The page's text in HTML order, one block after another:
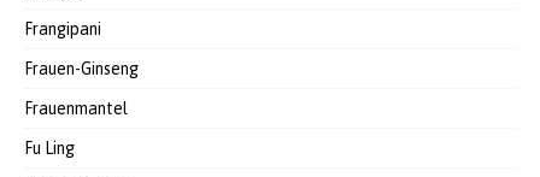
Frangipani
Frauen-Ginseng
Frauenmantel
Fu Ling